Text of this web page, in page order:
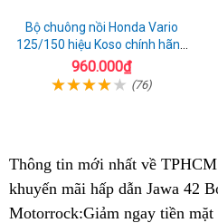
Bộ chuông nồi Honda Vario
125/150 hiệu Koso chính hãng
Đài Loan
960.000₫
(76)
Thông tin mới nhất về
khuyến mãi giao
hàng
hấp dẫn Jawa 42
Motorrock:Giảm ngay tiền